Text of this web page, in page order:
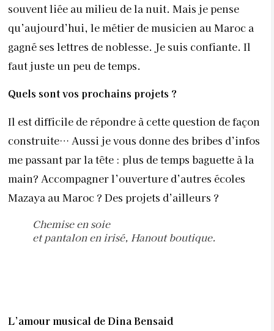
souvent liée au milieu de la nuit. Mais je pense
qu’aujourd’hui, le métier de musicien au Maroc a
gagné ses lettres de noblesse. Je suis confiante. Il
faut juste un peu de temps.
Quels sont vos prochains projets ?
Il est difficile de répondre à cette question de façon
construite… Aussi je vous donne des bribes d’infos
me passant par la tête : plus de temps baguette à la
main? Accompagner l’ouverture d’autres écoles
Mazaya au Maroc ? Des projets d’ailleurs ?
Chemise en soie
et pantalon en irisé, Hanout boutique.
L’amour musical de Dina Bensaid